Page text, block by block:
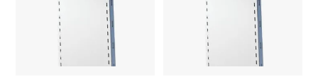
500x2500,
400x2500,